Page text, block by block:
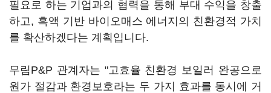
필요로 하는 기업과의 협력을 통해 부대 수익을 창출
하고, 흑액 기반 바이오매스 에너지의 친환경적 가치
를 확산하겠다는 계획입니다.
무림P&P 관계자는 "고효율 친환경 보일러 완공으로
원가 절감과 환경보호라는 두 가지 효과를 동시에 거